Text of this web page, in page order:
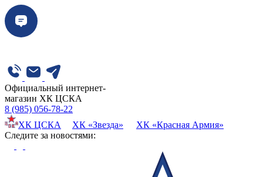
Официальный интернет-
магазин ХК ЦСКА
8 (985) 056-78-22
ХК ЦСКА
ХК «Звезда»
ХК «Красная Армия»
Cледите за новостями: